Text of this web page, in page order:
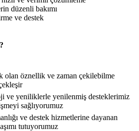
düzenli bakımı
ve destek
olan öznellik ve zaman çekilebilme
ve yeniliklerle yenilenmiş desteklerimiz
sağlıyorumuz
ve destek hizmetlerine dayanan
tutuyorumuz